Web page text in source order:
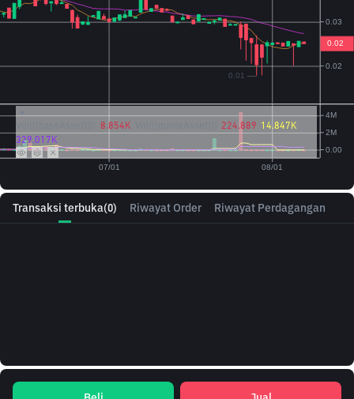
Transaksi terbuka(0) Riwayat Order Riwayat Perdagangan
8.854K 224.889 14.847K
329.017K